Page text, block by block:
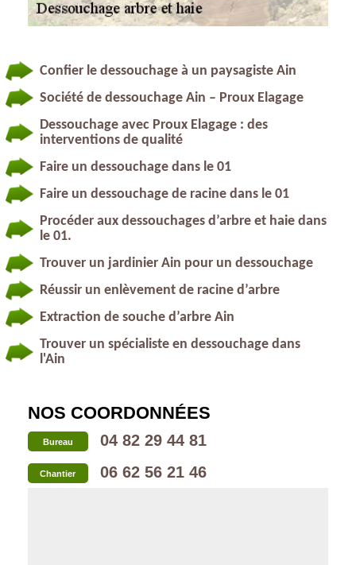
Confier le dessouchage à un paysagiste Ain
Société de dessouchage Ain – Proux Elagage
Dessouchage avec Proux Elagage : des
interventions de qualité
Faire un dessouchage dans le 01
Faire un dessouchage de racine dans le 01
Procéder aux dessouchages d’arbre et haie dans
le 01.
Trouver un jardinier Ain pour un dessouchage
Réussir un enlèvement de racine d’arbre
Extraction de souche d’arbre Ain
Trouver un spécialiste en dessouchage dans
l'Ain
NOS COORDONNÉES
Bureau 04 82 29 44 81
Chantier 06 62 56 21 46